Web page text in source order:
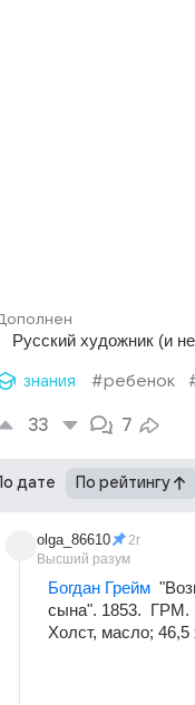
Русский художник (и
знания #ребенок
33 7
дате По рейтингу
olga_86610
Высший разум
2г
Богдан Грейм
сына". 1853.  ГРМ.
Холст, масло; 46,5